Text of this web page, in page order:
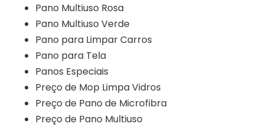
Pano Multiuso Rosa
Pano Multiuso Verde
Pano para Limpar Carros
Pano para Tela
Panos Especiais
Preço de Mop Limpa Vidros
Preço de Pano de Microfibra
Preço de Pano Multiuso